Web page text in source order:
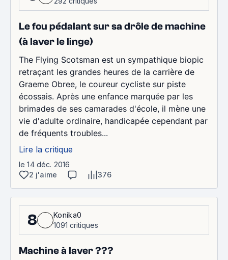
Le fou pédalant sur sa drôle de machine
(à laver le linge)
The Flying Scotsman est un sympathique biopic
retraçant les grandes heures de la carrière de
Graeme Obree, le coureur cycliste sur piste
écossais. Après une enfance marquée par les
brimades de ses camarades d'école, il mène une
vie d'adulte ordinaire, handicapée cependant par
de fréquents troubles...
Lire la critique
le 14 déc. 2016
2 j'aime
376
8
Konika0
1091 critiques
Machine à laver ???